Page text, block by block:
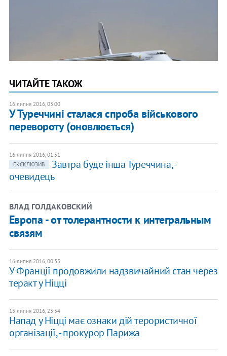
ЧИТАЙТЕ ТАКОЖ
16 липня 2016, 03:00
У Туреччині сталася спроба військового
перевороту (оновлюється)
16 липня 2016, 01:51
ЕКСКЛЮЗИВ
Завтра буде інша Туреччина, -
очевидець
ВЛАД ГОЛДАКОВСКИЙ
Европа - от толерантности к интегральным
связям
16 липня 2016, 00:35
У Франції продовжили надзвичайний стан через
теракт у Ніцці
15 липня 2016, 23:54
Напад у Ніцці має ознаки дій терористичної
організації, - прокурор Парижа